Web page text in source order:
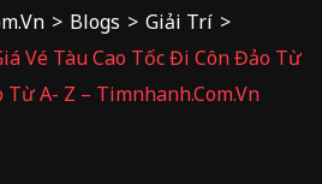
> Blogs > Giải Trí >
Vé Tàu Cao Tốc Đi Côn Đảo Từ
Từ A- Z – Timnhanh.com.vn